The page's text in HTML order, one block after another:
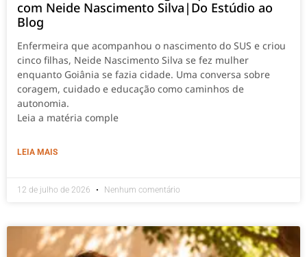
com Neide Nascimento Silva|Do Estúdio ao
Blog
Enfermeira que acompanhou o nascimento do SUS e criou
cinco filhas, Neide Nascimento Silva se fez mulher
enquanto Goiânia se fazia cidade. Uma conversa sobre
coragem, cuidado e educação como caminhos de
autonomia.
Leia a matéria comple
LEIA MAIS
12 de julho de 2026 Nenhum comentário